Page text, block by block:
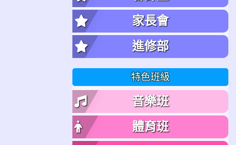
家長會
進修部
特色班級
音樂班
體育班